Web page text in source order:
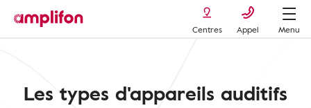
Centres Appel
Menu
Les types d'appareils auditifs